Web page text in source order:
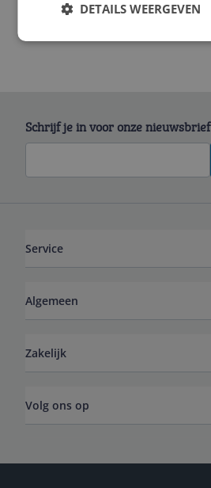
Schrijf je in voor onze nieuwsbrief
Service
Algemeen
Zakelijk
Volg ons op
DETAILS WEERGEVEN